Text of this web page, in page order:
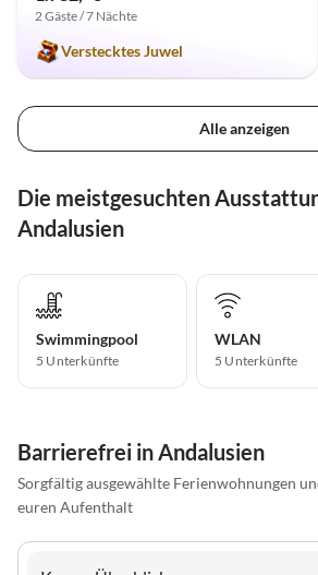
2 Gäste / 7 Nächte
Verstecktes Juwel
Alle anzeigen
Die meistgesuchten
Andalusien
Swimmingpool
5 Unterkünfte
WLAN
5 Unterkünfte
Barrierefrei in Andalusien
Sorgfältig ausgewählte Ferienwohnungen
euren Aufenthalt